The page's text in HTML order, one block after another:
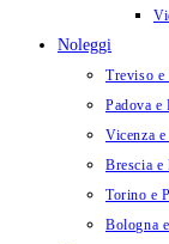
Noleggi
Treviso e
Padova e
Vicenza
Brescia e
Torino e
Bologna